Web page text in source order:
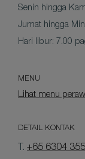
Senin hingga
Jumat hingga
Hari libur: 7.00
MENU
Lihat menu
DETAIL KONTAK
T. +65 6304